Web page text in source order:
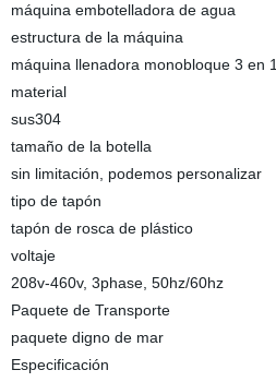
máquina embotelladora de agua
estructura de la máquina
máquina llenadora monobloque 3 en 1
material
sus304
tamaño de la botella
sin limitación, podemos personalizar
tipo de tapón
tapón de rosca de plástico
voltaje
208v-460v, 3phase, 50hz/60hz
Paquete de Transporte
paquete digno de mar
Especificación